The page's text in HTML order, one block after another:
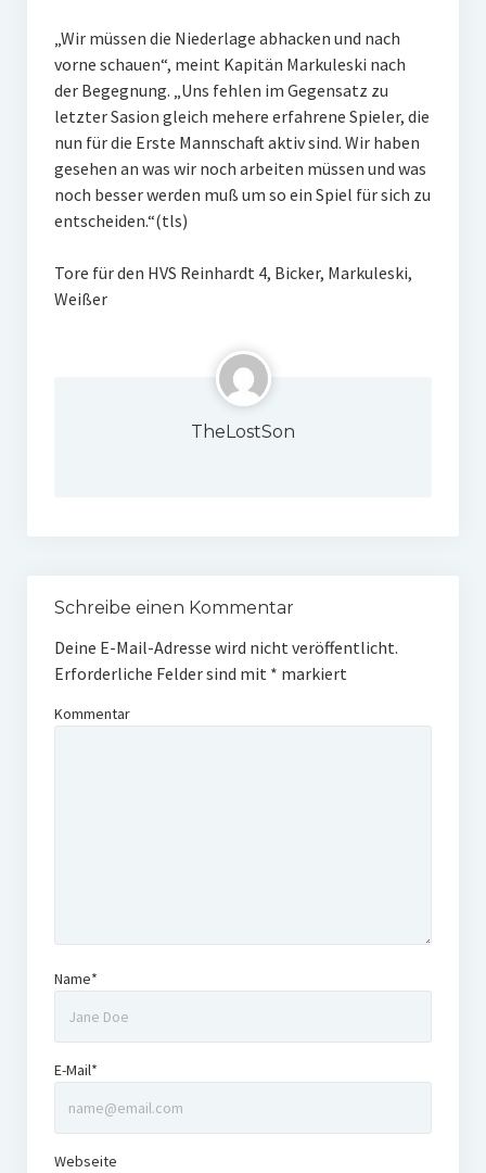
„Wir müssen die Niederlage abhacken und nach
vorne schauen“, meint Kapitän Markuleski nach
der Begegnung. „Uns fehlen im Gegensatz zu
letzter Sasion gleich mehere erfahrene Spieler, die
nun für die Erste Mannschaft aktiv sind. Wir haben
gesehen an was wir noch arbeiten müssen und was
noch besser werden muß um so ein Spiel für sich zu
entscheiden.“(tls)
Tore für den HVS Reinhardt 4, Bicker, Markuleski,
Weißer
TheLostSon
Schreibe einen Kommentar
Deine E-Mail-Adresse wird nicht veröffentlicht.
Erforderliche Felder sind mit * markiert
Kommentar
Name*
E-Mail*
Webseite